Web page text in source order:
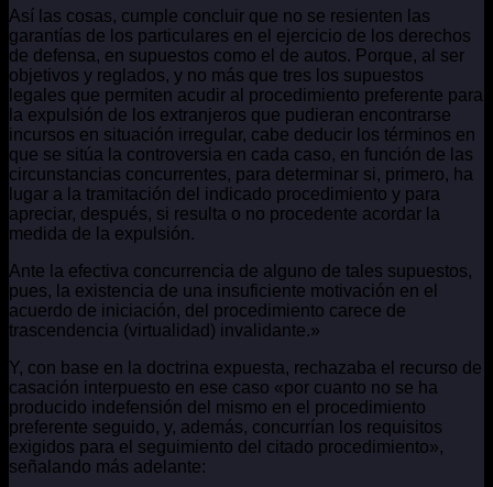
Así las cosas, cumple concluir que no se resienten las
garantías de los particulares en el ejercicio de los derechos
de defensa, en supuestos como el de autos. Porque, al ser
objetivos y reglados, y no más que tres los supuestos
legales que permiten acudir al procedimiento preferente para
la expulsión de los extranjeros que pudieran encontrarse
incursos en situación irregular, cabe deducir los términos en
que se sitúa la controversia en cada caso, en función de las
circunstancias concurrentes, para determinar si, primero, ha
lugar a la tramitación del indicado procedimiento y para
apreciar, después, si resulta o no procedente acordar la
medida de la expulsión.
Ante la efectiva concurrencia de alguno de tales supuestos,
pues, la existencia de una insuficiente motivación en el
acuerdo de iniciación, del procedimiento carece de
trascendencia (virtualidad) invalidante.»
Y, con base en la doctrina expuesta, rechazaba el recurso de
casación interpuesto en ese caso «por cuanto no se ha
producido indefensión del mismo en el procedimiento
preferente seguido, y, además, concurrían los requisitos
exigidos para el seguimiento del citado procedimiento»,
señalando más adelante: